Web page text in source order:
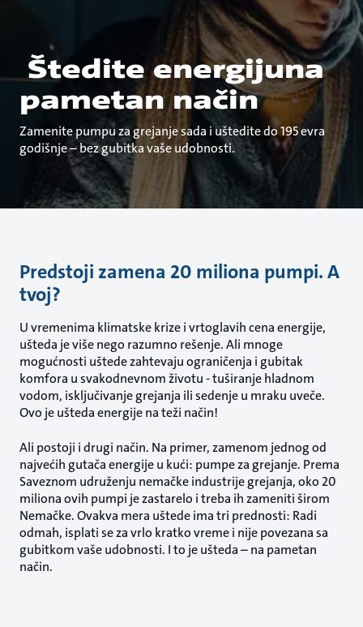
Štedite energijuna
pametan način
Zamenite pumpu za grejanje sada i uštedite do 195 evra
godišnje – bez gubitka vaše udobnosti.
Predstoji zamena 20 miliona pumpi. A
tvoj?
U vremenima klimatske krize i vrtoglavih cena energije,
ušteda je više nego razumno rešenje. Ali mnoge
mogućnosti uštede zahtevaju ograničenja i gubitak
komfora u svakodnevnom životu - tuširanje hladnom
vodom, isključivanje grejanja ili sedenje u mraku uveče.
Ovo je ušteda energije na teži način!
Ali postoji i drugi način. Na primer, zamenom jednog od
najvećih gutača energije u kući: pumpe za grejanje. Prema
Saveznom udruženju nemačke industrije grejanja, oko 20
miliona ovih pumpi je zastarelo i treba ih zameniti širom
Nemačke. Ovakva mera uštede ima tri prednosti: Radi
odmah, isplati se za vrlo kratko vreme i nije povezana sa
gubitkom vaše udobnosti. I to je ušteda – na pametan
način.